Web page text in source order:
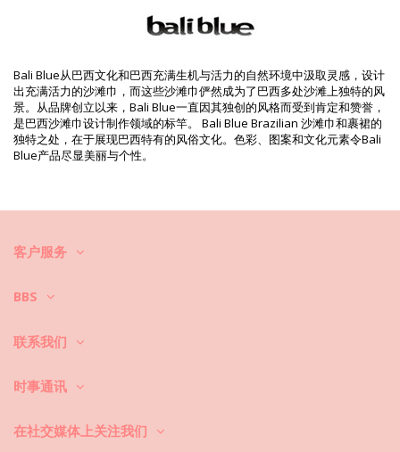
包装包括: 1 x Pareo (其它附件不包括在内)
EAN: 均码 (7899818639747)
重量: 220g / 0.48lb / 7.76oz
打印不准确，可能因切口花纹而异
修饰照片
清洗和护理说明
短裤等。如何保持它们的处于清洁和良好状态呢？
1. 请及时抖掉沙子。在海滩上尽可能多地摇晃衣物，你甚至可以在家里用
顺着盆流下。
2. 永远不要让海滩长时间处于潮湿状态，或者卷起的时间太长。为什么？
Bali Blue从巴西文化和巴西充满生机与活力的自然环境中汲取灵感，设计
出充满活力的沙滩巾，而这些沙滩巾俨然成为了巴西多处沙滩上独特的风
景。从品牌创立以来，Bali Blue一直因其独创的风格而受到肯定和赞誉，
是巴西沙滩巾设计制作领域的标竿。 Bali Blue Brazilian 沙滩巾和裹裙的
独特之处，在于展现巴西特有的风俗文化。色彩、图案和文化元素令Bali
Blue产品尽显美丽与个性。
客户服务
BBS
联系我们
时事通讯
在社交媒体上关注我们